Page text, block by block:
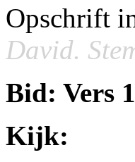
Opschrift
David.
Bid: Vers 1
Kijk: